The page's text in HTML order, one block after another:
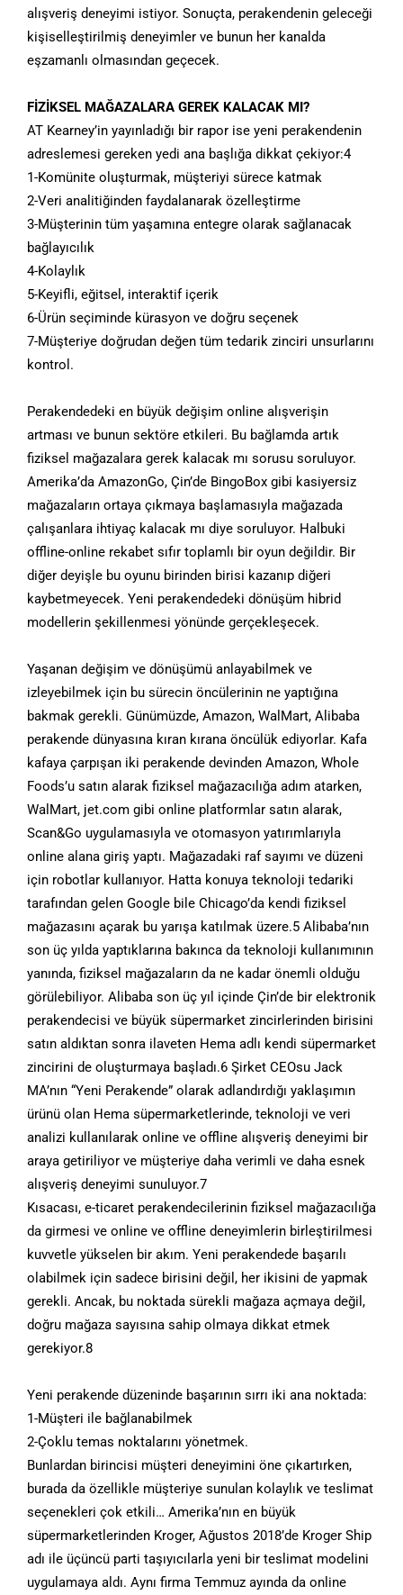
alışveriş deneyimi istiyor. Sonuçta, perakendenin geleceği
kişiselleştirilmiş deneyimler ve bunun her kanalda
eşzamanlı olmasından geçecek.
FİZİKSEL MAĞAZALARA GEREK KALACAK MI?
AT Kearney’in yayınladığı bir rapor ise yeni perakendenin
adreslemesi gereken yedi ana başlığa dikkat çekiyor:4
1-Komünite oluşturmak, müşteriyi sürece katmak
2-Veri analitiğinden faydalanarak özelleştirme
3-Müşterinin tüm yaşamına entegre olarak sağlanacak
bağlayıcılık
4-Kolaylık
5-Keyifli, eğitsel, interaktif içerik
6-Ürün seçiminde kürasyon ve doğru seçenek
7-Müşteriye doğrudan değen tüm tedarik zinciri unsurlarını
kontrol.
Perakendedeki en büyük değişim online alışverişin
artması ve bunun sektöre etkileri. Bu bağlamda artık
fiziksel mağazalara gerek kalacak mı sorusu soruluyor.
Amerika’da AmazonGo, Çin’de BingoBox gibi kasiyersiz
mağazaların ortaya çıkmaya başlamasıyla mağazada
çalışanlara ihtiyaç kalacak mı diye soruluyor. Halbuki
offline-online rekabet sıfır toplamlı bir oyun değildir. Bir
diğer deyişle bu oyunu birinden birisi kazanıp diğeri
kaybetmeyecek. Yeni perakendedeki dönüşüm hibrid
modellerin şekillenmesi yönünde gerçekleşecek.
Yaşanan değişim ve dönüşümü anlayabilmek ve
izleyebilmek için bu sürecin öncülerinin ne yaptığına
bakmak gerekli. Günümüzde, Amazon, WalMart, Alibaba
perakende dünyasına kıran kırana öncülük ediyorlar. Kafa
kafaya çarpışan iki perakende devinden Amazon, Whole
Foods’u satın alarak fiziksel mağazacılığa adım atarken,
WalMart, jet.com gibi online platformlar satın alarak,
Scan&Go uygulamasıyla ve otomasyon yatırımlarıyla
online alana giriş yaptı. Mağazadaki raf sayımı ve düzeni
için robotlar kullanıyor. Hatta konuya teknoloji tedariki
tarafından gelen Google bile Chicago’da kendi fiziksel
mağazasını açarak bu yarışa katılmak üzere.5 Alibaba’nın
son üç yılda yaptıklarına bakınca da teknoloji kullanımının
yanında, fiziksel mağazaların da ne kadar önemli olduğu
görülebiliyor. Alibaba son üç yıl içinde Çin’de bir elektronik
perakendecisi ve büyük süpermarket zincirlerinden birisini
satın aldıktan sonra ilaveten Hema adlı kendi süpermarket
zincirini de oluşturmaya başladı.6 Şirket CEOsu Jack
MA’nın “Yeni Perakende” olarak adlandırdığı yaklaşımın
ürünü olan Hema süpermarketlerinde, teknoloji ve veri
analizi kullanılarak online ve offline alışveriş deneyimi bir
araya getiriliyor ve müşteriye daha verimli ve daha esnek
alışveriş deneyimi sunuluyor.7
Kısacası, e-ticaret perakendecilerinin fiziksel mağazacılığa
da girmesi ve online ve offline deneyimlerin birleştirilmesi
kuvvetle yükselen bir akım. Yeni perakendede başarılı
olabilmek için sadece birisini değil, her ikisini de yapmak
gerekli. Ancak, bu noktada sürekli mağaza açmaya değil,
doğru mağaza sayısına sahip olmaya dikkat etmek
gerekiyor.8
Yeni perakende düzeninde başarının sırrı iki ana noktada:
1-Müşteri ile bağlanabilmek
2-Çoklu temas noktalarını yönetmek.
Bunlardan birincisi müşteri deneyimini öne çıkartırken,
burada da özellikle müşteriye sunulan kolaylık ve teslimat
seçenekleri çok etkili… Amerika’nın en büyük
süpermarketlerinden Kroger, Ağustos 2018’de Kroger Ship
adı ile üçüncü parti taşıyıcılarla yeni bir teslimat modelini
uygulamaya aldı. Aynı firma Temmuz ayında da online